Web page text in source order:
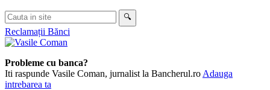
Cauta
in
site
🔍
Reclamații Bănci
Probleme cu banca?
Iti raspunde Vasile Coman, jurnalist la Bancherul.ro Adauga
intrebarea ta